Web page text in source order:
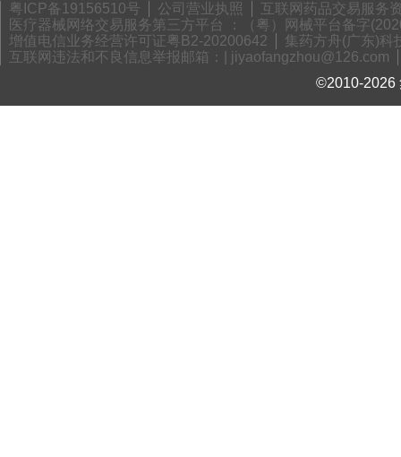
粤ICP备19156510号
公司营业执照
互联网药品交易服务
医疗器械网络交易服务第三方平台 ：（粤）网械平台备字
增值电信业务经营许可证粤B2-20200642
集药方舟(广东)科
互联网违法和不良信息举报邮箱：| jiyaofangzhou@126.com
©2010-2026